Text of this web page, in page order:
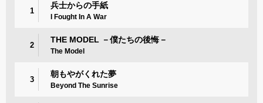
1
兵士からの手紙
I Fought In A War
2
THE MODEL －僕たちの後悔－
The Model
3
朝もやがくれた夢
Beyond The Sunrise